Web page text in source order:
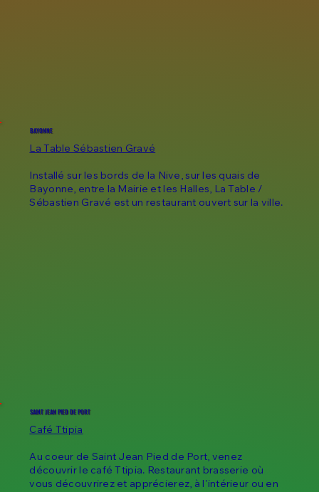
BAYONNE
La Table Sébastien Gravé
Installé sur les bords de la Nive, sur les quais de
Bayonne, entre la Mairie et les Halles, La Table /
Sébastien Gravé est un restaurant ouvert sur la ville.
SAINT JEAN PIED DE PORT
Café Ttipia
Au coeur de Saint Jean Pied de Port, venez
découvrir le café Ttipia. Restaurant brasserie où
vous découvrirez et apprécierez, à l'intérieur ou en